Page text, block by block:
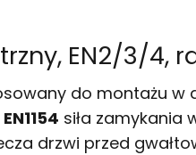
EN2/3/4,
do montażu w
EN1154 siła zamykania
drzwi przed